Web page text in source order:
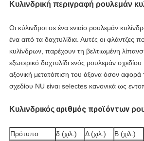
Κυλινδρική περιγραφή ρουλεμάν
Οι κύλινδροι σε ένα ενιαίο ρουλεμάν
ένα από τα δαχτυλίδια. Αυτές οι φλάντζες
κυλίνδρων, παρέχουν τη βελτιωμένη
εξωτερικό δαχτυλίδι ενός ρουλεμάν
αξονική μετατόπιση του άξονα όσον αφορά
σχεδίου NU είναι selectes κανονικά ως
Κυλινδρικός αριθμός προϊόντων
Πρότυπο δ (χιλ.) Δ (χιλ.) Β (χιλ.)